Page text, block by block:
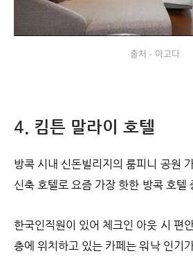
출처 - 아고다
4. 킴튼 말라이 호텔
방콕 시내 신돈빌리지의 룸피니 공원
신축 호텔로 요즘 가장 핫한 방콕 호텔
한국인직원이 있어 체크인 아웃 시 편
층에 위치하고 있는 카페는 워낙 인기